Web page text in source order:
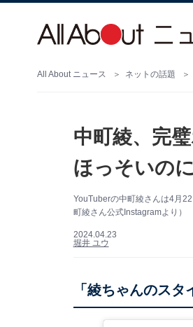
All About ニュース ネットの話題
中町綾、完
ほっそいの
YouTuberの中町綾さんは4月
町綾さん公式Instagramより）
2024.04.23
堀井 ユウ
「綾ちゃんのスタ